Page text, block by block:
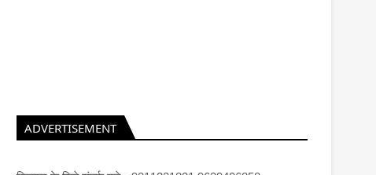
ADVERTISEMENT